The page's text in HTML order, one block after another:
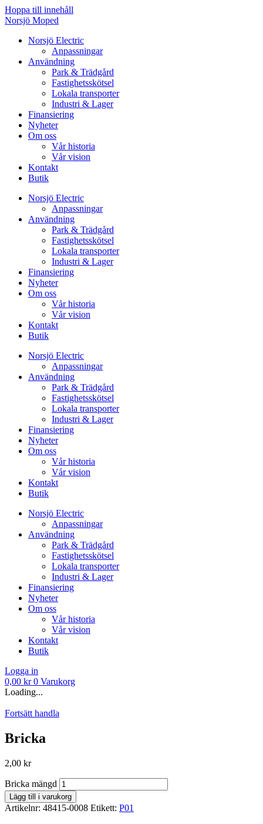
Hoppa till innehåll
Norsjö Moped
Norsjö Electric
Anpassningar
Användning
Park & Trädgård
Fastighetsskötsel
Lokala transporter
Industri & Lager
Finansiering
Nyheter
Om oss
Vår historia
Vår vision
Kontakt
Butik
Norsjö Electric
Anpassningar
Användning
Park & Trädgård
Fastighetsskötsel
Lokala transporter
Industri & Lager
Finansiering
Nyheter
Om oss
Vår historia
Vår vision
Kontakt
Butik
Norsjö Electric
Anpassningar
Användning
Park & Trädgård
Fastighetsskötsel
Lokala transporter
Industri & Lager
Finansiering
Nyheter
Om oss
Vår historia
Vår vision
Kontakt
Butik
Norsjö Electric
Anpassningar
Användning
Park & Trädgård
Fastighetsskötsel
Lokala transporter
Industri & Lager
Finansiering
Nyheter
Om oss
Vår historia
Vår vision
Kontakt
Butik
Logga in
0,00 kr 0 Varukorg
Loading...
Fortsätt handla
Bricka
2,00 kr
Bricka mängd
Lägg till i varukorg
Artikelnr: 48415-0008 Etikett: P01